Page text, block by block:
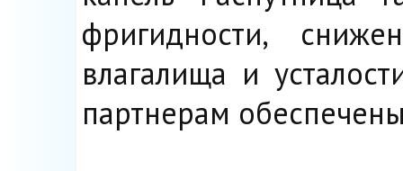
фригидности,
влагалища и
партнерам